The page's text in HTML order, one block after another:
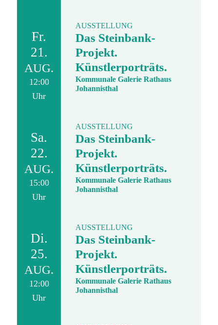
Fr.
21.
AUG.
12:00
Uhr
AUSSTELLUNG
Das Steinbank-
Projekt.
Künstlerporträts.
Kommunale Galerie Rathaus
Johannisthal
Sa.
22.
AUG.
15:00
Uhr
AUSSTELLUNG
Das Steinbank-
Projekt.
Künstlerporträts.
Kommunale Galerie Rathaus
Johannisthal
Di.
25.
AUG.
12:00
Uhr
AUSSTELLUNG
Das Steinbank-
Projekt.
Künstlerporträts.
Kommunale Galerie Rathaus
Johannisthal